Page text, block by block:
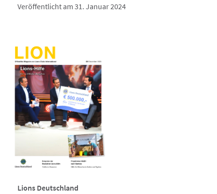
Veröffentlicht am 31. Januar 2024
Lions Deutschland